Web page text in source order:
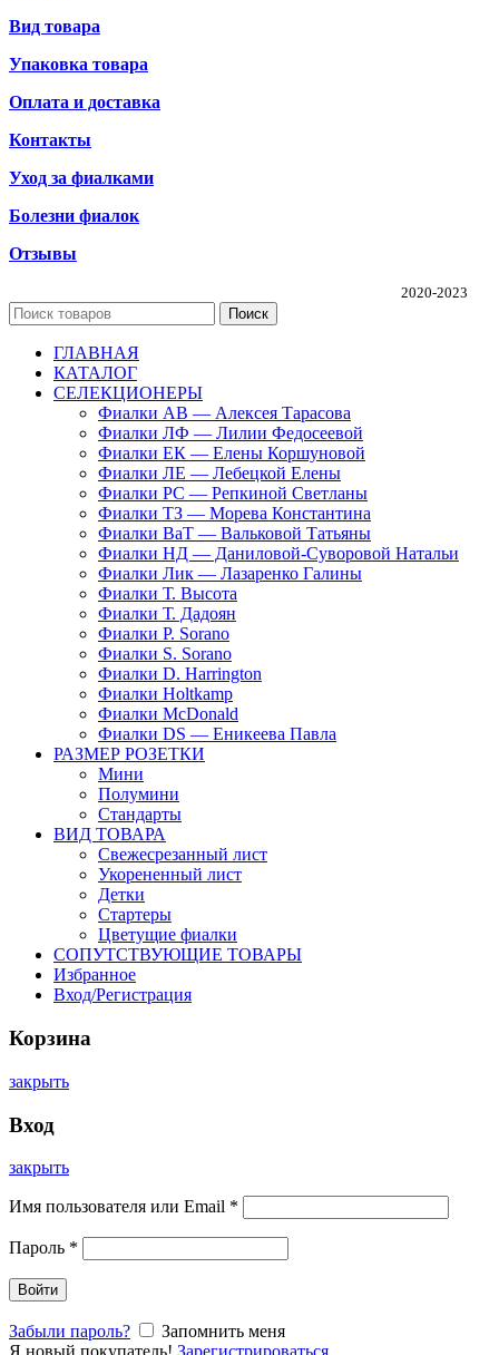
Вид товара
Упаковка товара
Оплата и доставка
Контакты
Уход за фиалками
Болезни фиалок
Отзывы
2020-2023
Поиск
ГЛАВНАЯ
КАТАЛОГ
СЕЛЕКЦИОНЕРЫ
Фиалки АВ — Алексея Тарасова
Фиалки ЛФ — Лилии Федосеевой
Фиалки ЕК — Елены Коршуновой
Фиалки ЛЕ — Лебецкой Елены
Фиалки РС — Репкиной Светланы
Фиалки ТЗ — Морева Константина
Фиалки ВаТ — Вальковой Татьяны
Фиалки НД — Даниловой-Суворовой Натальи
Фиалки Лик — Лазаренко Галины
Фиалки Т. Высота
Фиалки Т. Дадоян
Фиалки P. Sorano
Фиалки S. Sorano
Фиалки D. Harrington
Фиалки Holtkamp
Фиалки McDonald
Фиалки DS — Еникеева Павла
РАЗМЕР РОЗЕТКИ
Мини
Полумини
Стандарты
ВИД ТОВАРА
Свежесрезанный лист
Укорененный лист
Детки
Стартеры
Цветущие фиалки
СОПУТСТВУЮЩИЕ ТОВАРЫ
Избранное
Вход/Регистрация
Корзина
закрыть
Вход
закрыть
Имя пользователя или Email *
Пароль *
Войти
Забыли пароль?
Запомнить меня